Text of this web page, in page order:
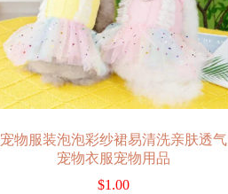
宠物服装泡泡彩纱裙易清洗亲肤透气
宠物衣服宠物用品
$1.00